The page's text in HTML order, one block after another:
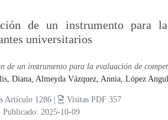
de un instrumento para
universitarios
de un instrumento para la evaluación de
Diana, Almeyda Vázquez, Annia, López
Artículo 1286 |
Visitas PDF 357
Publicado: 2025-10-09